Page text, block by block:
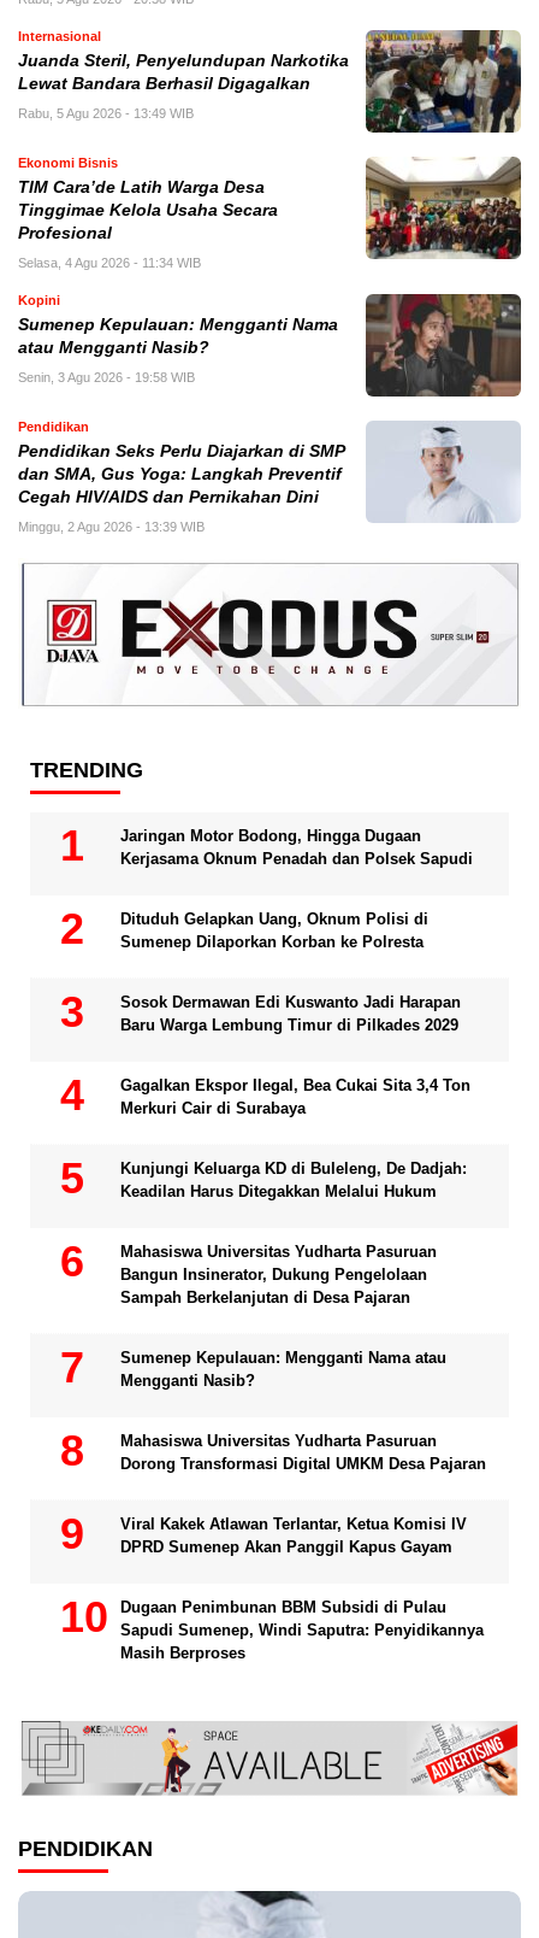
Internasional
Juanda Steril, Penyelundupan Narkotika
Lewat Bandara Berhasil Digagalkan
Rabu, 5 Agu 2026 - 13:49 WIB
Ekonomi Bisnis
TIM Cara’de Latih Warga Desa
Tinggimae Kelola Usaha Secara
Profesional
Selasa, 4 Agu 2026 - 11:34 WIB
Kopini
Sumenep Kepulauan: Mengganti Nama
atau Mengganti Nasib?
Senin, 3 Agu 2026 - 19:58 WIB
Pendidikan
Pendidikan Seks Perlu Diajarkan di SMP
dan SMA, Gus Yoga: Langkah Preventif
Cegah HIV/AIDS dan Pernikahan Dini
Minggu, 2 Agu 2026 - 13:39 WIB
TRENDING
Jaringan Motor Bodong, Hingga Dugaan
Kerjasama Oknum Penadah dan Polsek Sapudi
Dituduh Gelapkan Uang, Oknum Polisi di
Sumenep Dilaporkan Korban ke Polresta
Sosok Dermawan Edi Kuswanto Jadi Harapan
Baru Warga Lembung Timur di Pilkades 2029
Gagalkan Ekspor Ilegal, Bea Cukai Sita 3,4 Ton
Merkuri Cair di Surabaya
Kunjungi Keluarga KD di Buleleng, De Dadjah:
Keadilan Harus Ditegakkan Melalui Hukum
Mahasiswa Universitas Yudharta Pasuruan
Bangun Insinerator, Dukung Pengelolaan
Sampah Berkelanjutan di Desa Pajaran
Sumenep Kepulauan: Mengganti Nama atau
Mengganti Nasib?
Mahasiswa Universitas Yudharta Pasuruan
Dorong Transformasi Digital UMKM Desa Pajaran
Viral Kakek Atlawan Terlantar, Ketua Komisi IV
DPRD Sumenep Akan Panggil Kapus Gayam
Dugaan Penimbunan BBM Subsidi di Pulau
Sapudi Sumenep, Windi Saputra: Penyidikannya
Masih Berproses
PENDIDIKAN